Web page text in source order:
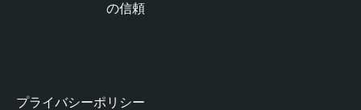
の信頼
プライバシーポリシー